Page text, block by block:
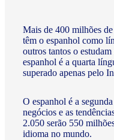
Mais de 400 milhões
têm o espanhol como
outros tantos o
espanhol é a quarta
superado apenas pelo
O espanhol é a
negócios e as
2.050 serão 550
idioma no mundo.